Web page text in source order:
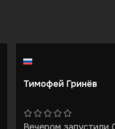
Тимофей Гринёв
Вечером запустили